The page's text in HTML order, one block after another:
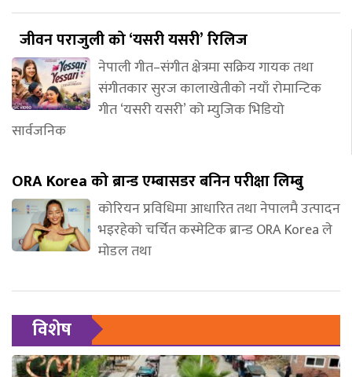
जीवन पराजुली को ‘यसरी यसरी’ रिलिज
नेपाली गीत–संगीत क्षेत्रमा सक्रिय गायक तथा
संगीतकार सुरज कालाखेतीको नयाँ रोमान्टिक
गीत ‘यसरी यसरी’ को म्युजिक भिडियो
सार्वजनिक
ORA Korea को ब्रान्ड एम्बासडर बनिन परीक्षा लिम्बु
कोरियन प्रविधिमा आधारित तथा नेपालमै उत्पादन
भइरहेको चर्चित कस्मेटिक ब्रान्ड ORA Korea ले
मोडल तथा
विशेष